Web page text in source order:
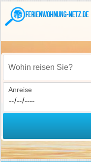
Wohin reisen Sie?
Anreise